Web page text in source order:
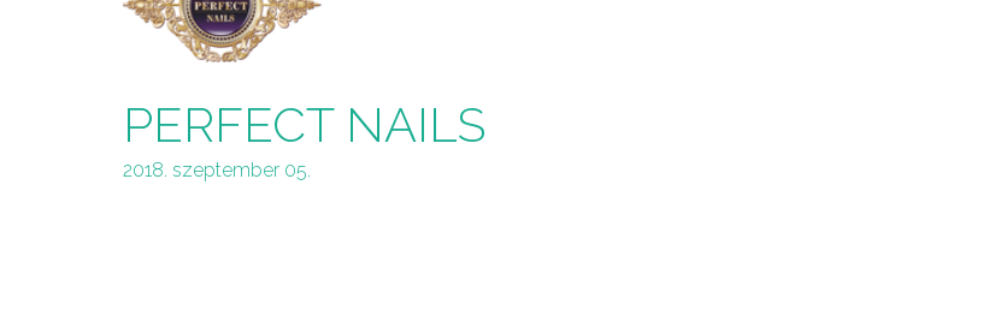
PERFECT NAILS
2018. szeptember 05.